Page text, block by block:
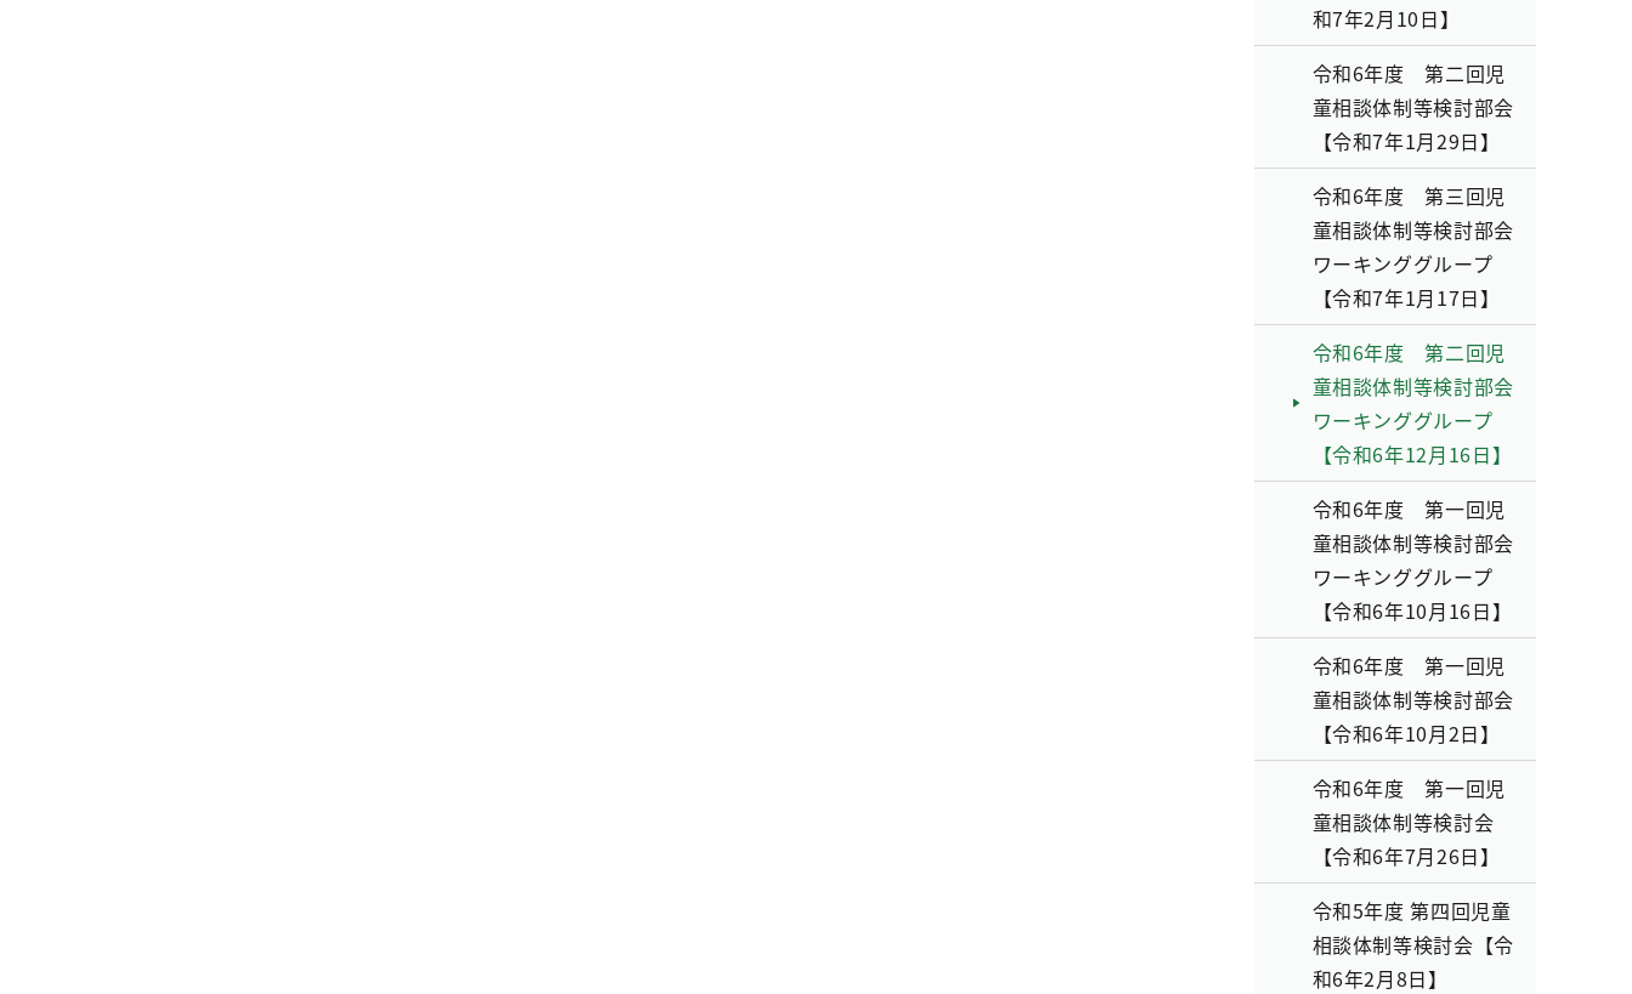
和7年2月10日】
令和6年度 第二回児
童相談体制等検討部会
【令和7年1月29日】
令和6年度 第三回児
童相談体制等検討部会
ワーキンググループ
【令和7年1月17日】
令和6年度 第二回児
童相談体制等検討部会
ワーキンググループ
【令和6年12月16日】
令和6年度 第一回児
童相談体制等検討部会
ワーキンググループ
【令和6年10月16日】
令和6年度 第一回児
童相談体制等検討部会
【令和6年10月2日】
令和6年度 第一回児
童相談体制等検討会
【令和6年7月26日】
令和5年度 第四回児童
相談体制等検討会【令
和6年2月8日】